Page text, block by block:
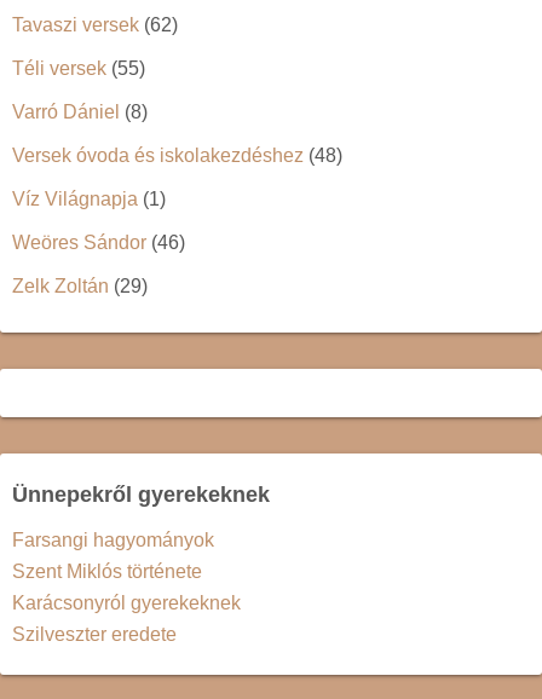
Tavaszi versek (62)
Téli versek (55)
Varró Dániel (8)
Versek óvoda és iskolakezdéshez (48)
Víz Világnapja (1)
Weöres Sándor (46)
Zelk Zoltán (29)
Ünnepekről gyerekeknek
Farsangi hagyományok
Szent Miklós története
Karácsonyról gyerekeknek
Szilveszter eredete